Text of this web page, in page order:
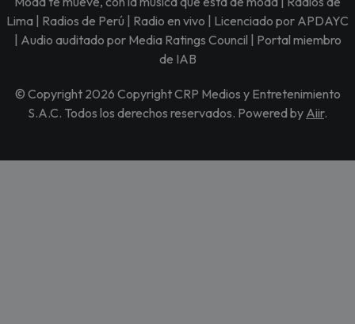
Lima | Radios de Perú | Radio en vivo | Licenciado por APDAYC
| Audio auditado por Media Ratings Council | Portal miembro
de IAB
© Copyright 2026 Copyright CRP Medios y Entretenimiento
S.A.C. Todos los derechos reservados. Powered by Aiir.